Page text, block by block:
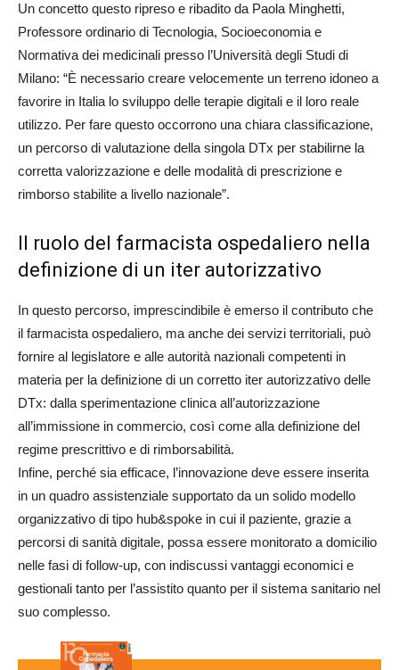
Un concetto questo ripreso e ribadito da Paola Minghetti,
Professore ordinario di Tecnologia, Socioeconomia e
Normativa dei medicinali presso l’Università degli Studi di
Milano: “È necessario creare velocemente un terreno idoneo a
favorire in Italia lo sviluppo delle terapie digitali e il loro reale
utilizzo. Per fare questo occorrono una chiara classificazione,
un percorso di valutazione della singola DTx per stabilirne la
corretta valorizzazione e delle modalità di prescrizione e
rimborso stabilite a livello nazionale”.
Il ruolo del farmacista ospedaliero nella
definizione di un iter autorizzativo
In questo percorso, imprescindibile è emerso il contributo che
il farmacista ospedaliero, ma anche dei servizi territoriali, può
fornire al legislatore e alle autorità nazionali competenti in
materia per la definizione di un corretto iter autorizzativo delle
DTx: dalla sperimentazione clinica all’autorizzazione
all’immissione in commercio, così come alla definizione del
regime prescrittivo e di rimborsabilità.
Infine, perché sia efficace, l’innovazione deve essere inserita
in un quadro assistenziale supportato da un solido modello
organizzativo di tipo hub&spoke in cui il paziente, grazie a
percorsi di sanità digitale, possa essere monitorato a domicilio
nelle fasi di follow-up, con indiscussi vantaggi economici e
gestionali tanto per l’assistito quanto per il sistema sanitario nel
suo complesso.